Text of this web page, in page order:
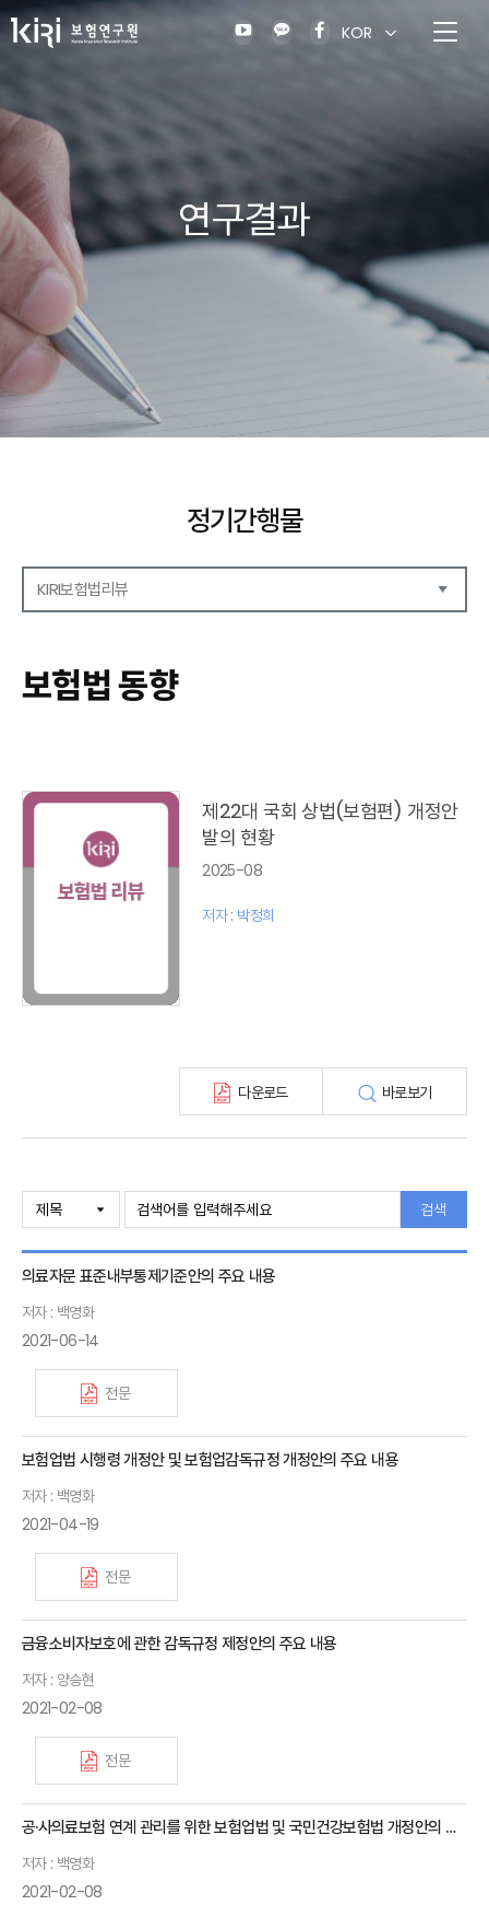
KOR
연구결과
정기간행물
KIRI보험법리뷰
보험금융연구
KIRI 리포트
포커스
특별기고
보험법 동향
보험총서
보험회사 재무분석(종간)
보험법 동향
제22대 국회 상법(보험편) 개정안
발의 현황
2025-08
저자 : 박정희
다운로드 바로보기
검색
의료자문 표준내부통제기준안의 주요 내용
저자 : 백영화
2021-06-14
전문
보험업법 시행령 개정안 및 보험업감독규정 개정안의 주요 내용
저자 : 백영화
2021-04-19
전문
금융소비자보호에 관한 감독규정 제정안의 주요 내용
저자 : 양승현
2021-02-08
전문
공·사의료보험 연계 관리를 위한 보험업법 및 국민건강보험법 개정안의 주요 내용
저자 : 백영화
2021-02-08